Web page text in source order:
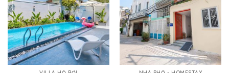
B9 Đặng Thùy Trâm
10 khách
7 phòng ngủ, 7 giường,
45/16D Thùy Vân
15 khách
3 phòng ngủ, 6